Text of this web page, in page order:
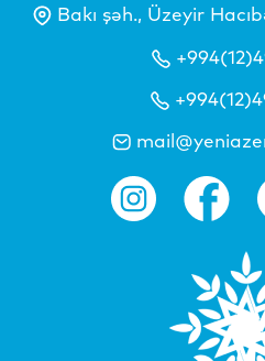
Bakı şəh., Üzeyir